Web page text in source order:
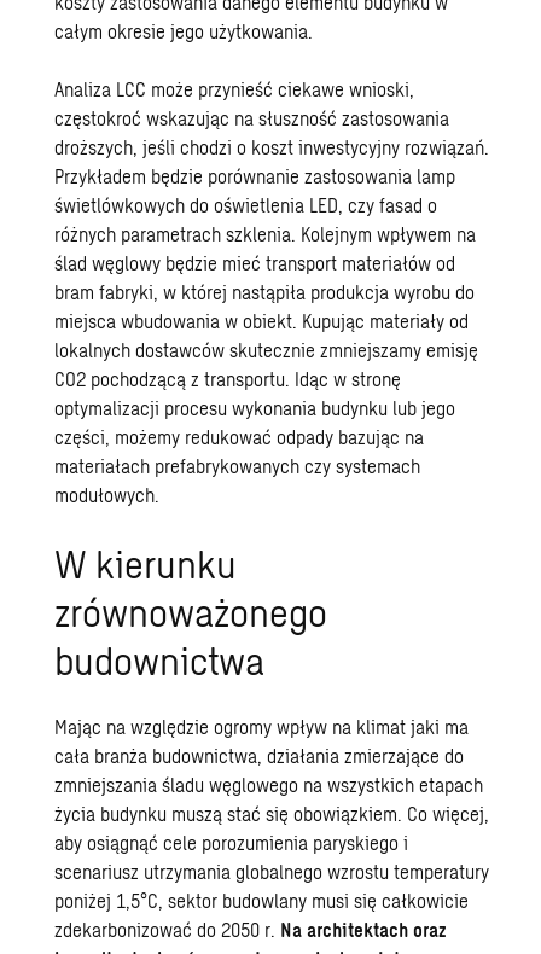
całym okresie jego użytkowania.
Analiza LCC może przynieść ciekawe wnioski,
częstokroć wskazując na słuszność zastosowania
droższych, jeśli chodzi o koszt inwestycyjny rozwiązań.
Przykładem będzie porównanie zastosowania lamp
świetlówkowych do oświetlenia LED, czy fasad o
różnych parametrach szklenia. Kolejnym wpływem na
ślad węglowy będzie mieć transport materiałów od
bram fabryki, w której nastąpiła produkcja wyrobu do
miejsca wbudowania w obiekt. Kupując materiały od
lokalnych dostawców skutecznie zmniejszamy emisję
CO2 pochodzącą z transportu. Idąc w stronę
optymalizacji procesu wykonania budynku lub jego
części, możemy redukować odpady bazując na
materiałach prefabrykowanych czy systemach
modułowych.
W kierunku
zrównoważonego
budownictwa
Mając na względzie ogromy wpływ na klimat jaki ma
cała branża budownictwa, działania zmierzające do
zmniejszania śladu węglowego na wszystkich etapach
życia budynku muszą stać się obowiązkiem. Co więcej,
aby osiągnąć cele porozumienia paryskiego i
scenariusz utrzymania globalnego wzrostu temperatury
poniżej 1,5°C, sektor budowlany musi się całkowicie
zdekarbonizować do 2050 r. Na architektach oraz